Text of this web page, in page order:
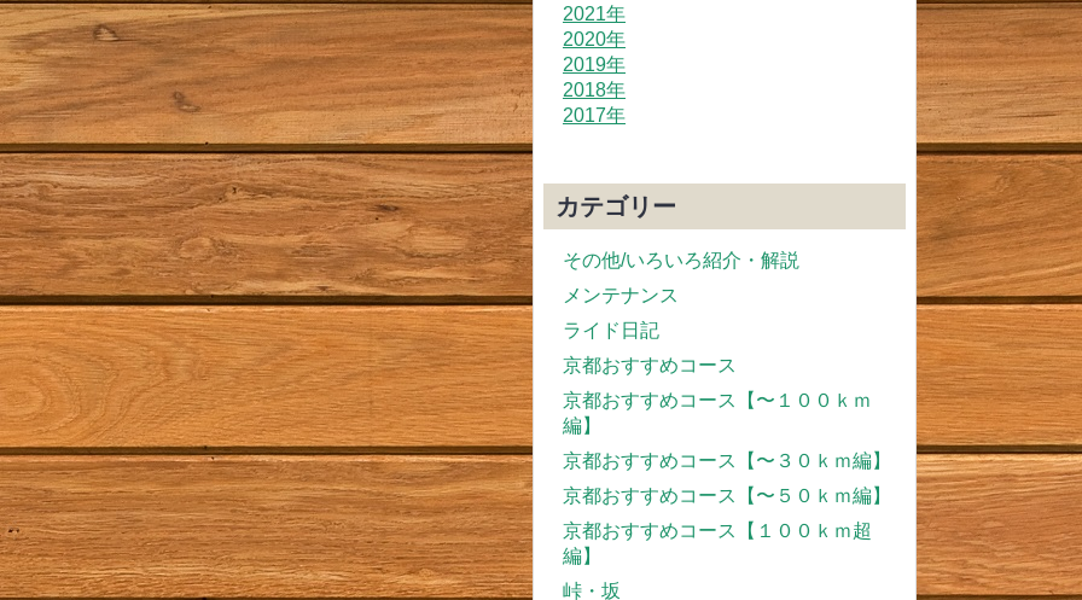
2021年
2020年
2019年
2018年
2017年
カテゴリー
その他/いろいろ紹介・解説
メンテナンス
ライド日記
京都おすすめコース
京都おすすめコース【〜１００ｋｍ
編】
京都おすすめコース【〜３０ｋｍ編】
京都おすすめコース【〜５０ｋｍ編】
京都おすすめコース【１００ｋｍ超
編】
峠・坂